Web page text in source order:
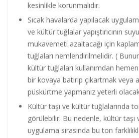
kesinlikle korunmalıdır.
Sıcak havalarda yapılacak
ve kültür tuğlalar yapıştırıcının
mukavemeti azaltacağı için
tuğlaları nemlendirilmelidir. (
kültür tuğlaları kullanımdan
bir kovaya batırıp çıkartmak veya
püskürtme yapmanız yeterli
Kültür taşı ve kültür tuğlalarında
görülebilir. Bu nedenle, kültür taşı
uygulama sırasında bu ton